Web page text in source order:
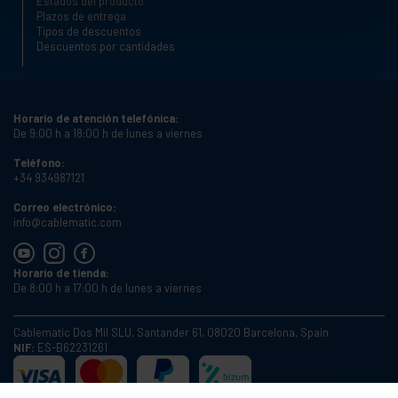
Plazos de entrega
Tipos de descuentos
Descuentos por cantidades
Horario de atención telefónica:
De 9:00 h a 18:00 h de lunes a viernes
Teléfono:
+34 934987121
Correo electrónico:
info@cablematic.com
Horario de tienda:
De 8:00 h a 17:00 h de lunes a viernes
Cablematic Dos Mil SLU, Santander 61, 08020 Barcelona, Spain
NIF: ES-B62231261